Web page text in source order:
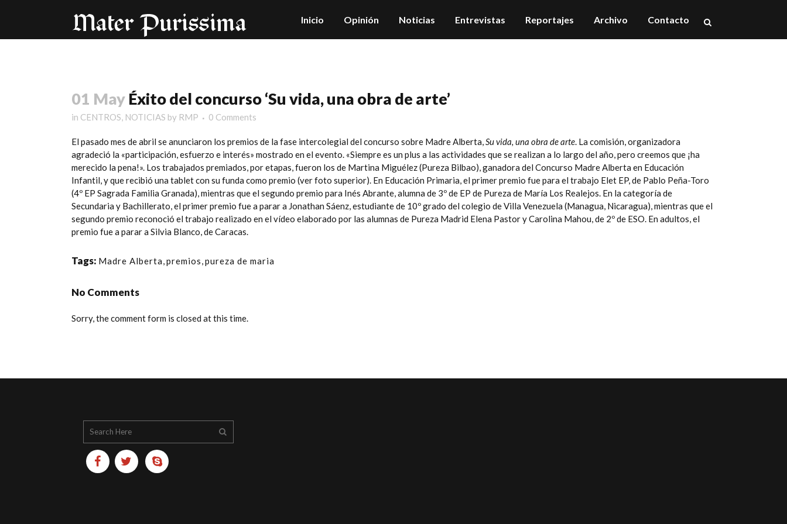
Inicio Opinión Noticias Entrevistas Reportajes Archivo Contacto
01 May Éxito del concurso ‘Su vida, una obra de arte’
in CENTROS, NOTICIAS by RMP 0 Comments
El pasado mes de abril se anunciaron los premios de la fase intercolegial del concurso sobre Madre Alberta,Su vida, una obra de arte. La comisión, organizadora
agradeció la «participación, esfuerzo e interés» mostrado en el evento. «Siempre es un plus a las actividades que se realizan a lo largo del año, pero creemos que ¡ha
merecido la pena!». Los trabajados premiados, por etapas, fueron los de Martina Miguélez(Pureza Bilbao), ganadora del Concurso Madre Alberta en Educación
Infantil, y que recibió una tablet con su funda como premio (ver foto superior). En Educación Primaria, el primer premio fue para el trabajo Elet EP, de Pablo Peña-Toro
(4º EP Sagrada Familia Granada), mientras que el segundo premio para Inés Abrante, alumna de 3º de EP de Pureza de María Los Realejos. En la categoría de
Secundaria y Bachillerato, el primer premio fue a parar a Jonathan Sáenz, estudiante de 10º grado del colegio de Villa Venezuela (Managua, Nicaragua), mientras que el
segundo premio reconoció el trabajo realizado en el vídeo elaborado por las alumnas de Pureza Madrid Elena Pastor y Carolina Mahou, de 2º de ESO. En adultos, el
premio fue a parar a Silvia Blanco, de Caracas.
Tags: Madre Alberta,premios,pureza de maria
No Comments
Sorry, the comment form is closed at this time.